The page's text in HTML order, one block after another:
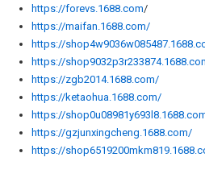
https://forevs.1688.com/
https://maifan.1688.com/
https://
https://
https://zgb2014.1688.com/
https://ketaohua.1688.com/
https://
https://gzjunxingcheng.1688.com/
https://